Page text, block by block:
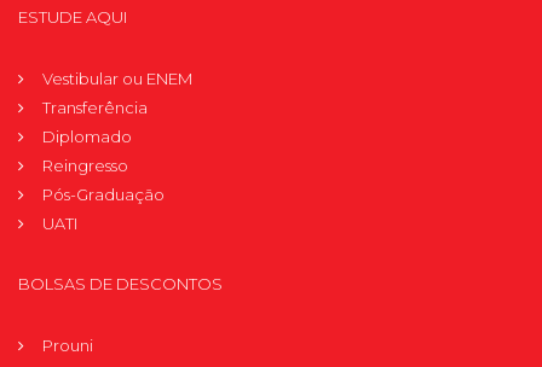
ESTUDE AQUI
Vestibular ou ENEM
Transferência
Diplomado
Reingresso
Pós-Graduação
UATI
BOLSAS DE DESCONTOS
Prouni